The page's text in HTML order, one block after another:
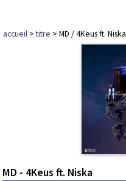
accueil >titre > MD / 4Keus ft. Niska
MD - 4Keus ft. Niska